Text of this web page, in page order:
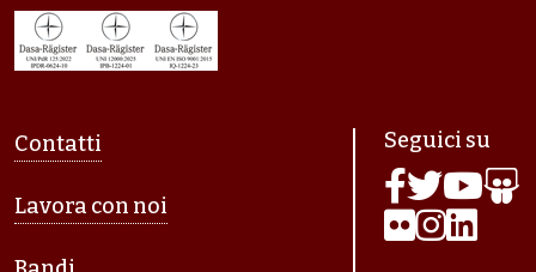
Piè di pagina
Contatti
Lavora con noi
Seguici su